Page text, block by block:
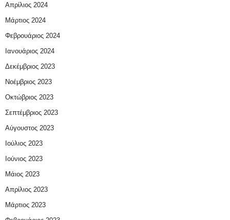
Απρίλιος 2024
Μάρτιος 2024
Φεβρουάριος 2024
Ιανουάριος 2024
Δεκέμβριος 2023
Νοέμβριος 2023
Οκτώβριος 2023
Σεπτέμβριος 2023
Αύγουστος 2023
Ιούλιος 2023
Ιούνιος 2023
Μάιος 2023
Απρίλιος 2023
Μάρτιος 2023